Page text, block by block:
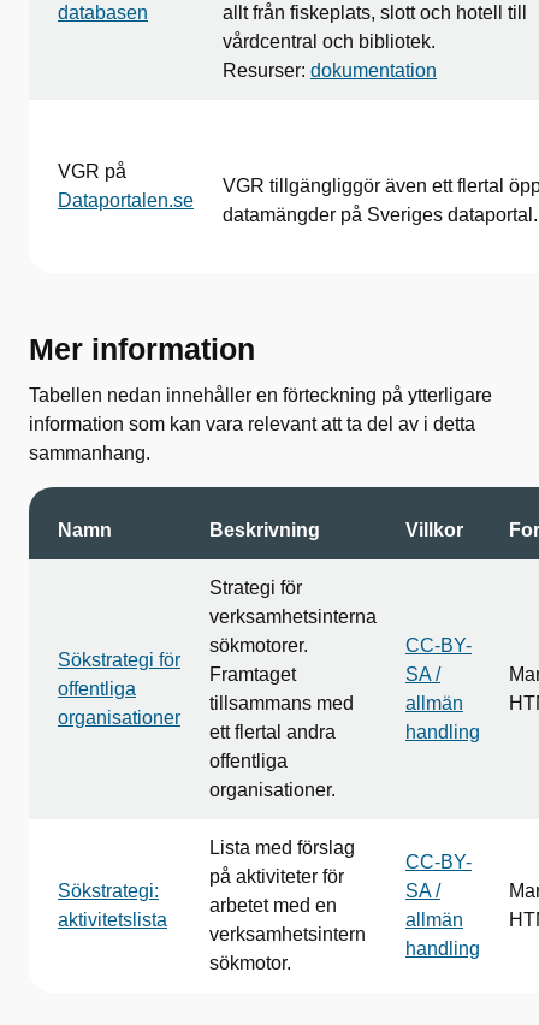
databasen
allt från fiskeplats, slott och hotell till
vårdcentral och bibliotek.
Resurser: dokumentation
VGR på
Dataportalen.se
VGR tillgängliggör även ett flertal
datamängder på Sveriges dataportal.
Mer information
Tabellen nedan innehåller en förteckning på ytterligare
information som kan vara relevant att ta del av i detta
sammanhang.
Namn Beskrivning Villkor
Sökstrategi för
offentliga
organisationer
Strategi för
verksamhetsinterna
sökmotorer.
Framtaget
tillsammans med
ett flertal andra
offentliga
organisationer.
CC-BY-
SA /
allmän
handling
Sökstrategi:
aktivitetslista
Lista med förslag
på aktiviteter för
arbetet med en
verksamhetsintern
sökmotor.
CC-BY-
SA /
allmän
handling